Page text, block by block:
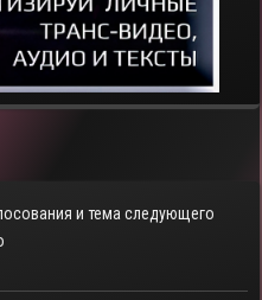
и тема следующего